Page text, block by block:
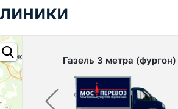
Газель 3 метра (фургон)